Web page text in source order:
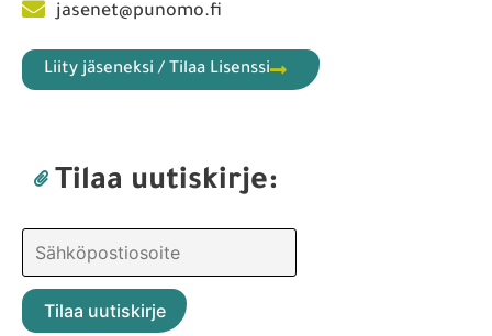
jasenet@punomo.fi
Liity jäseneksi / Tilaa Lisenssi
Tilaa uutiskirje: